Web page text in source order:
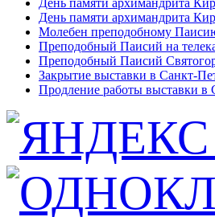
День памяти архимандрита
День памяти архимандрита
Молебен преподобному
Преподобный Паисий на
Преподобный Паисий
Закрытие выставки в Санкт-
Продление работы выставки в